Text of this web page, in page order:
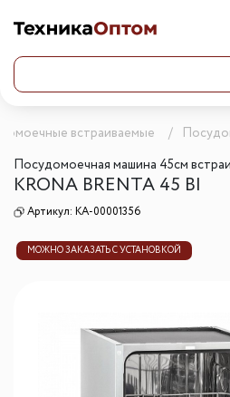
встраиваемые
Посудомоечная машина 45см
KRONA BRENTA 45 BI
Артикул: КА-00001356
МОЖНО ЗАКАЗАТЬ С УСТАНОВКОЙ